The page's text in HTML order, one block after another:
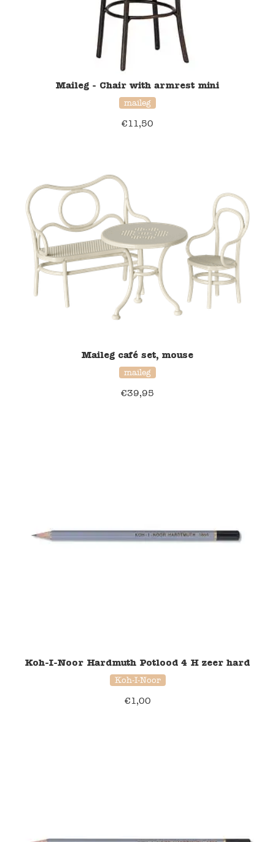
Maileg - Chair with armrest mini
maileg
€11,50
Maileg café set, mouse
maileg
€39,95
Koh-I-Noor Hardmuth Potlood 4 H zeer hard
Koh-I-Noor
€1,00